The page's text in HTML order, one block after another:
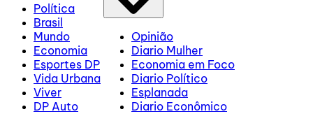
Política
Brasil
Mundo
Economia
Esportes DP
Vida Urbana
Viver
DP Auto
Opinião
Diario Mulher
Economia em Foco
Diario Político
Esplanada
Diario Econômico